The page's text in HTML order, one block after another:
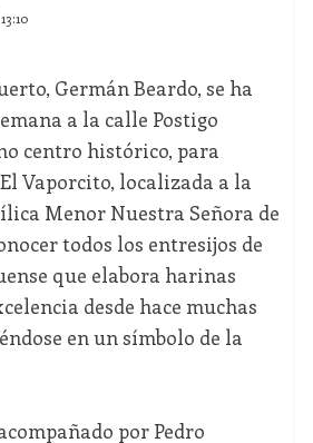
Germán Beardo, se ha
a la calle Postigo
centro histórico, para
Vaporcito, localizada a la
Menor Nuestra Señora de
todos los entresijos de
que elabora harinas
desde hace muchas
en un símbolo de la
por Pedro